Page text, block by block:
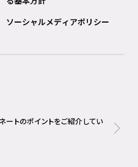
ソーシャルメディアポリシー
ートのポイントをご紹介してい